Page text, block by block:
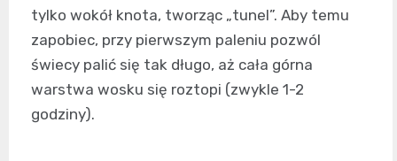
tylko wokół knota, tworząc „tunel”. Aby temu
zapobiec, przy pierwszym paleniu pozwól
świecy palić się tak długo, aż cała górna
warstwa wosku się roztopi (zwykle 1-2
godziny).